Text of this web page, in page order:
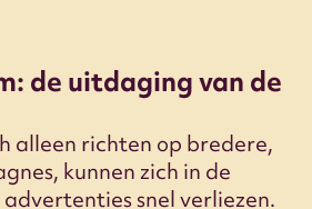
de uitdaging van de
alleen richten op bredere,
kunnen zich in de
snel verliezen.